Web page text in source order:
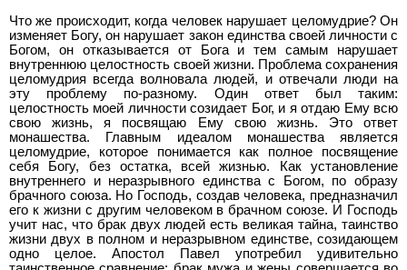
Что же происходит, когда человек нарушает целомудрие? Он
изменяет Богу, он нарушает закон единства своей личности с
Богом, он отказывается от Бога и тем самым нарушает
внутреннюю целостность своей жизни. Проблема сохранения
целомудрия всегда волновала людей, и отвечали люди на
эту проблему по-разному. Один ответ был таким:
целостность моей личности созидает Бог, и я отдаю Ему всю
свою жизнь, я посвящаю Ему свою жизнь. Это ответ
монашества. Главным идеалом монашества является
целомудрие, которое понимается как полное посвящение
себя Богу, без остатка, всей жизнью. Как установление
внутреннего и неразрывного единства с Богом, по образу
брачного союза. Но Господь, создав человека, предназначил
его к жизни с другим человеком в брачном союзе. И Господь
учит нас, что брак двух людей есть великая тайна, таинство
жизни двух в полном и неразрывном единстве, созидающем
одно целое. Апостол Павел употребил удивительно